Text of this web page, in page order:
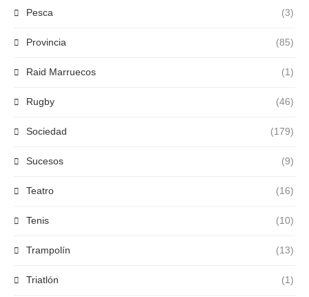
Pesca (3)
Provincia (85)
Raid Marruecos (1)
Rugby (46)
Sociedad (179)
Sucesos (9)
Teatro (16)
Tenis (10)
Trampolín (13)
Triatlón (1)